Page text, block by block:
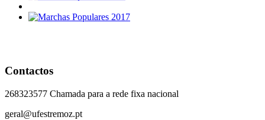
Contactos
268323577 Chamada para a rede fixa nacional
geral@ufestremoz.pt